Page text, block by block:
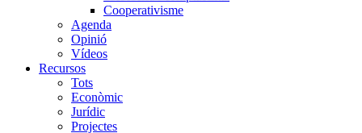
Cooperativisme
Agenda
Opinió
Vídeos
Recursos
Tots
Econòmic
Jurídic
Projectes